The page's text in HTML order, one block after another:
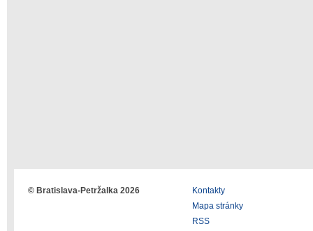
© Bratislava-Petržalka 2026
Kontakty
Mapa stránky
RSS